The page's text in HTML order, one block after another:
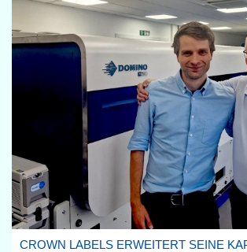
CROWN LABELS ERWEITERT SEINE